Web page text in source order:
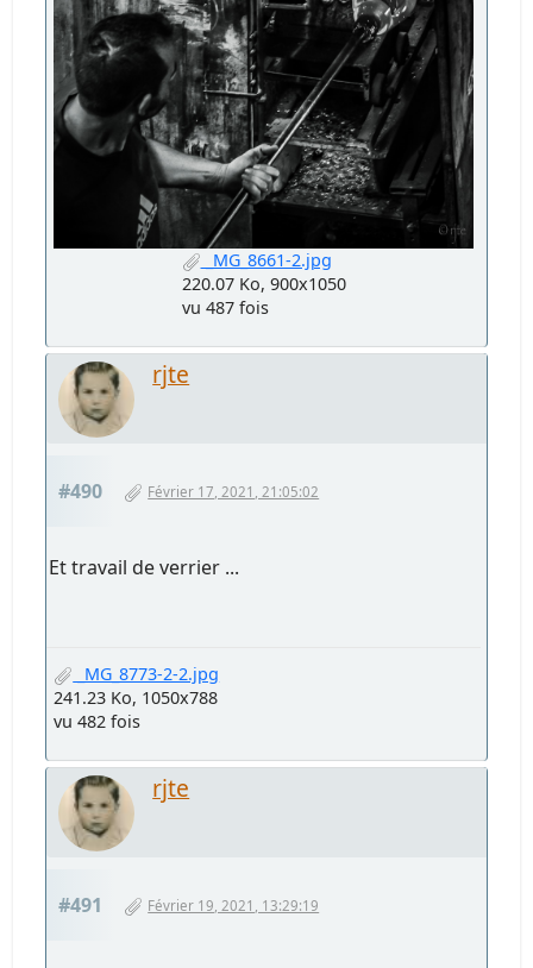
_MG_8661-2.jpg
220.07 Ko, 900x1050
vu 487 fois
rjte
#490 Février 17, 2021, 21:05:02
Et travail de verrier ...